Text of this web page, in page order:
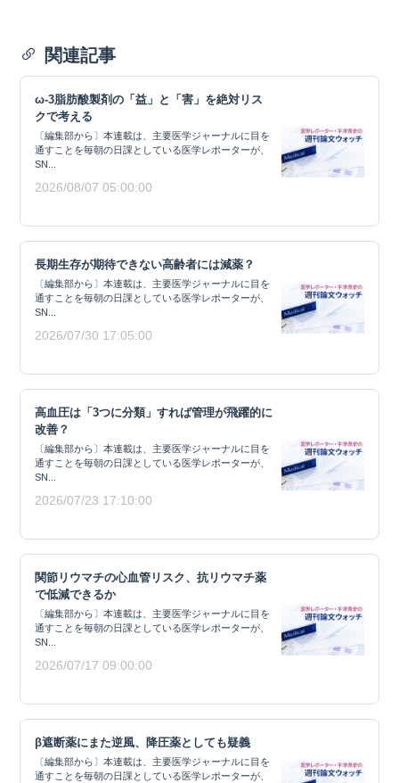
関連記事
ω-3脂肪酸製剤の「益」と「害」を絶対リス
クで考える
〔編集部から〕本連載は、主要医学ジャーナルに目を
通すことを毎朝の日課としている医学レポーターが、
SN...
2026/08/07 05:00:00
長期生存が期待できない高齢者には減薬？
〔編集部から〕本連載は、主要医学ジャーナルに目を
通すことを毎朝の日課としている医学レポーターが、
SN...
2026/07/30 17:05:00
高血圧は「3つに分類」すれば管理が飛躍的に
改善？
〔編集部から〕本連載は、主要医学ジャーナルに目を
通すことを毎朝の日課としている医学レポーターが、
SN...
2026/07/23 17:10:00
関節リウマチの心血管リスク、抗リウマチ薬
で低減できるか
〔編集部から〕本連載は、主要医学ジャーナルに目を
通すことを毎朝の日課としている医学レポーターが、
SN...
2026/07/17 09:00:00
β遮断薬にまた逆風、降圧薬としても疑義
〔編集部から〕本連載は、主要医学ジャーナルに目を
通すことを毎朝の日課としている医学レポーターが、